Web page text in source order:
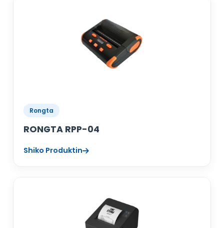
Rongta
RONGTA RPP-04
Shiko Produktin